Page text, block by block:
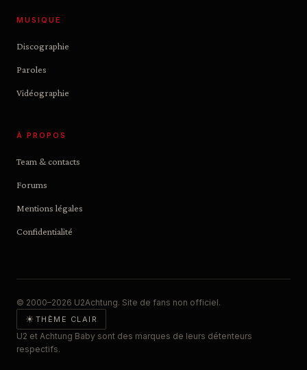
MUSIQUE
Discographie
Paroles
Vidéographie
À PROPOS
Team & contacts
Forums
Mentions légales
Confidentialité
© 2000–2026 U2Achtung. Site de fans non officiel.
☀ THÈME CLAIR
U2 et Achtung Baby sont des marques de leurs détenteurs
respectifs.